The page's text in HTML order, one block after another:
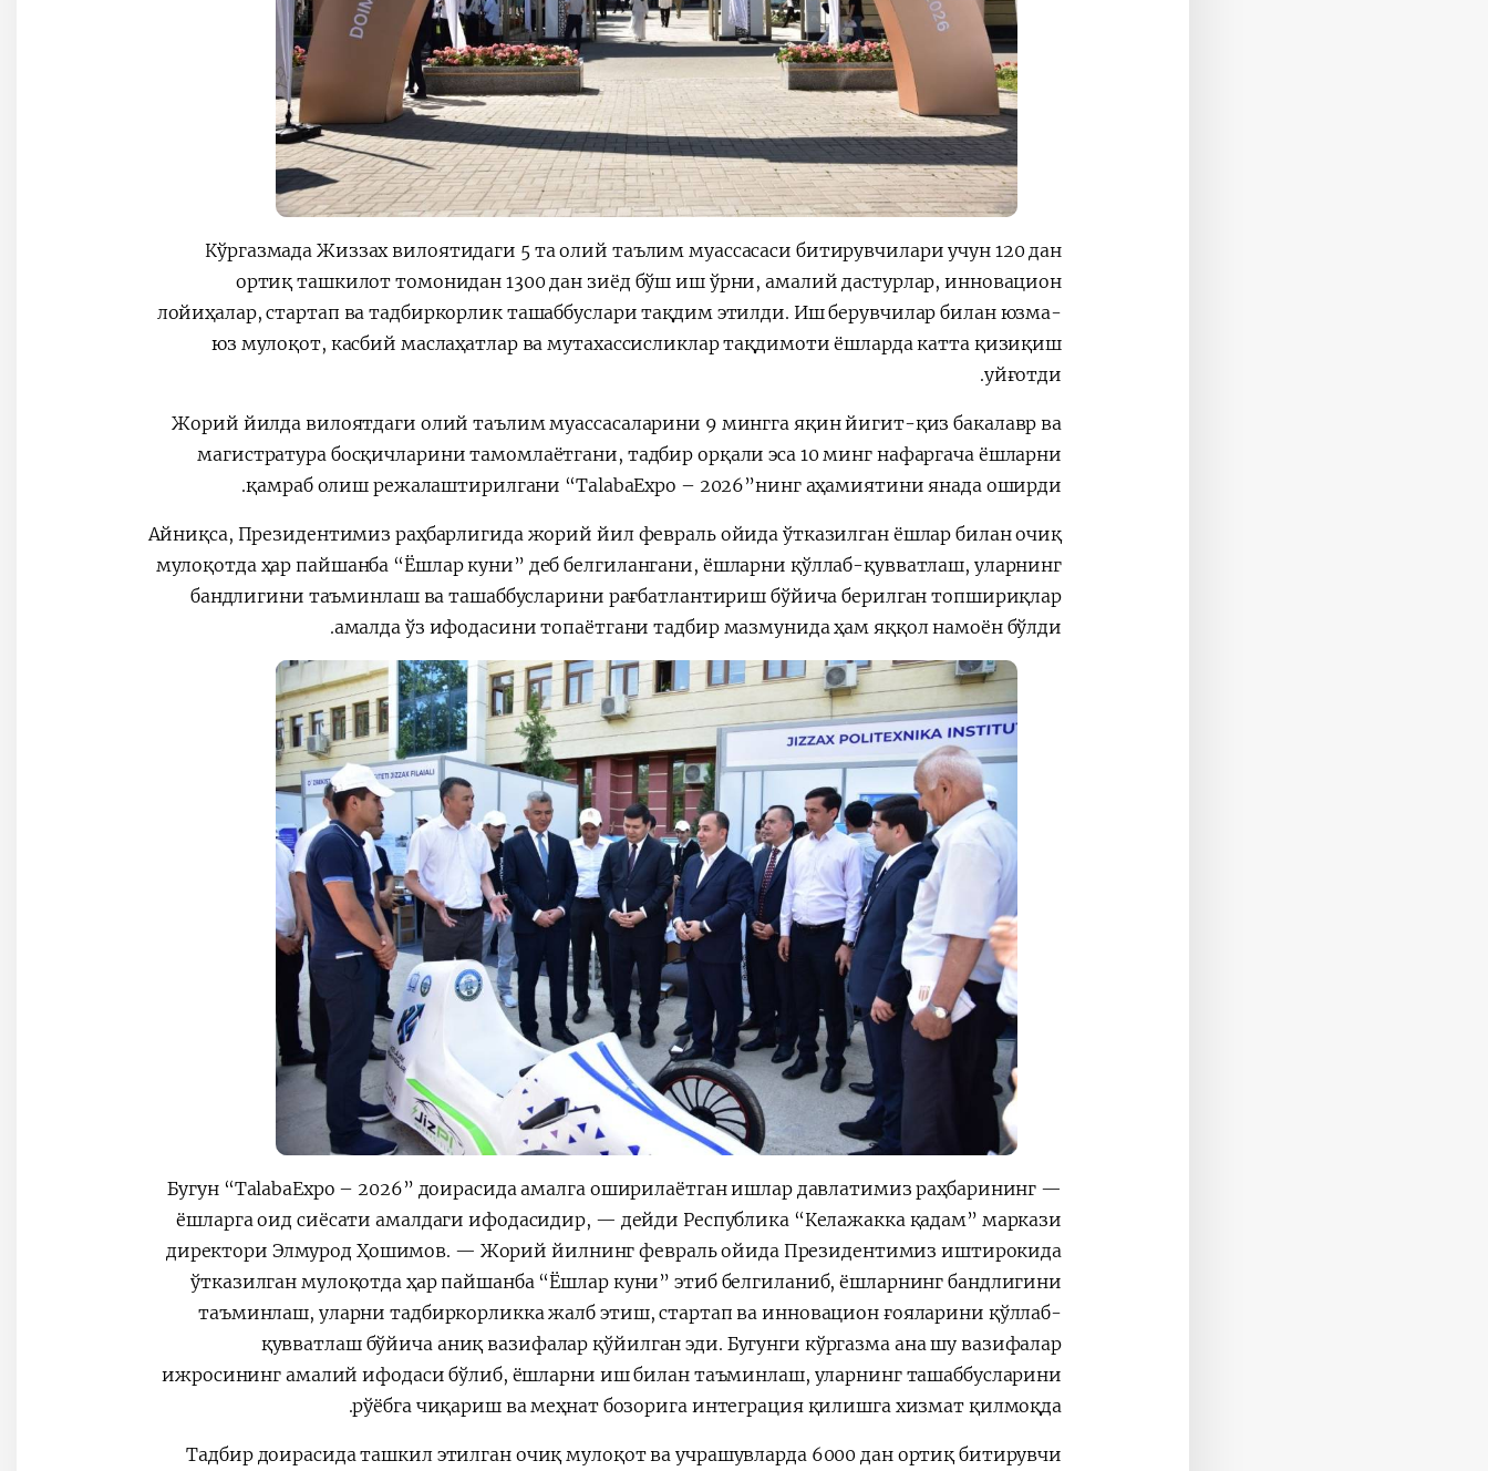
Кўргазмада Жиззах вилоятидаги 5 та олий таълим муассасаси битирувчилари учун 120 дан
ортиқ ташкилот томонидан 1300 дан зиёд бўш иш ўрни, амалий дастурлар, инновацион
лойиҳалар, стартап ва тадбиркорлик ташаббуслари тақдим этилди. Иш берувчилар билан юзма-
юз мулоқот, касбий маслаҳатлар ва мутахассисликлар тақдимоти ёшларда катта қизиқиш
уйғотди.
Жорий йилда вилоятдаги олий таълим муассасаларини 9 мингга яқин йигит-қиз бакалавр ва
магистратура босқичларини тамомлаётгани, тадбир орқали эса 10 минг нафаргача ёшларни
қамраб олиш режалаштирилгани “TalabaЕxpo – 2026”нинг аҳамиятини янада оширди.
Айниқса, Президентимиз раҳбарлигида жорий йил февраль ойида ўтказилган ёшлар билан очиқ
мулоқотда ҳар пайшанба “Ёшлар куни” деб белгилангани, ёшларни қўллаб-қувватлаш, уларнинг
бандлигини таъминлаш ва ташаббусларини рағбатлантириш бўйича берилган топшириқлар
амалда ўз ифодасини топаётгани тадбир мазмунида ҳам яққол намоён бўлди.
— Бугун “TalabaЕxpo – 2026” доирасида амалга оширилаётган ишлар давлатимиз раҳбарининг
ёшларга оид сиёсати амалдаги ифодасидир, — дейди Республика “Келажакка қадам” маркази
директори Элмурод Ҳошимов. — Жорий йилнинг февраль ойида Президентимиз иштирокида
ўтказилган мулоқотда ҳар пайшанба “Ёшлар куни” этиб белгиланиб, ёшларнинг бандлигини
таъминлаш, уларни тадбиркорликка жалб этиш, стартап ва инновацион ғояларини қўллаб-
қувватлаш бўйича аниқ вазифалар қўйилган эди. Бугунги кўргазма ана шу вазифалар
ижросининг амалий ифодаси бўлиб, ёшларни иш билан таъминлаш, уларнинг ташаббусларини
рўёбга чиқариш ва меҳнат бозорига интеграция қилишга хизмат қилмоқда.
Тадбир доирасида ташкил этилган очиқ мулоқот ва учрашувларда 6000 дан ортиқ битирувчи